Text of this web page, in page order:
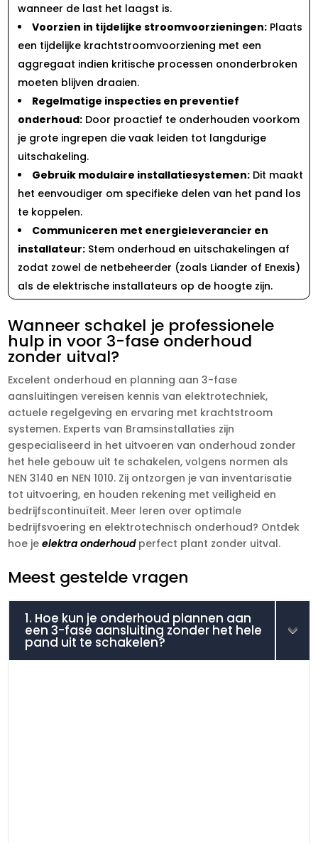
wanneer de last het laagst is.​
Voorzien in tijdelijke stroomvoorzieningen: Plaats
een tijdelijke krachtstroomvoorziening met een
aggregaat indien kritische processen ononderbroken
moeten blijven draaien.​
Regelmatige inspecties en preventief
onderhoud: Door proactief te onderhouden voorkom
je grote ingrepen die vaak leiden tot langdurige
uitschakeling.​
Gebruik modulaire installatiesystemen: Dit maakt
het eenvoudiger om specifieke delen van het pand los
te koppelen.​
Communiceren met energieleverancier en
installateur: Stem onderhoud en uitschakelingen af
zodat zowel de netbeheerder (zoals Liander of Enexis)
als de elektrische installateurs op de hoogte zijn.​
Wanneer schakel je professionele
hulp in voor 3-fase onderhoud
zonder uitval?
Excelent onderhoud en planning aan 3-fase
aansluitingen vereisen kennis van elektrotechniek,
actuele regelgeving en ervaring met krachtstroom
systemen.​ Experts van Bramsinstallaties zijn
gespecialiseerd in het uitvoeren van onderhoud zonder
het hele gebouw uit te schakelen, volgens normen als
NEN 3140 en NEN 1010.​ Zij ontzorgen je van inventarisatie
tot uitvoering, en houden rekening met veiligheid en
bedrijfscontinuïteit.​ Meer leren over optimale
bedrijfsvoering en elektrotechnisch onderhoud? Ontdek
hoe jeelektra onderhoudperfect plant zonder uitval.​
Meest gestelde vragen
1. Hoe kun je onderhoud plannen aan
een 3-fase aansluiting zonder het hele
pand uit te schakelen?